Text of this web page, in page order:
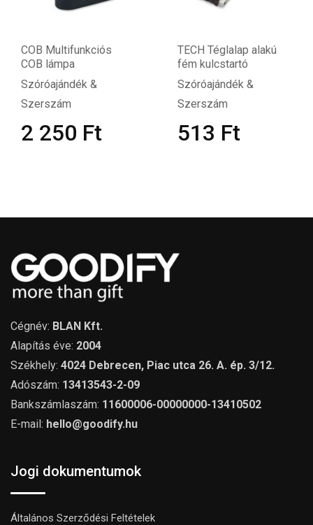
COB Multifunkciós
COB lámpa
Szóróajándék &
Szerszám
2 250 Ft
TECH Téglalap alakú
fém kulcstartó
Szóróajándék &
Szerszám
513 Ft
Cégnév: BLAN Kft.
Alapítás éve: 2004
Székhely: 4024 Debrecen, Piac utca 26. A. ép. 3/12.
Adószám: 13413543-2-09
Bankszámlaszám: 11600006-00000000-13410502
E-mail: hello@goodify.hu
Jogi dokumentumok
Általános Szerződési Feltételek